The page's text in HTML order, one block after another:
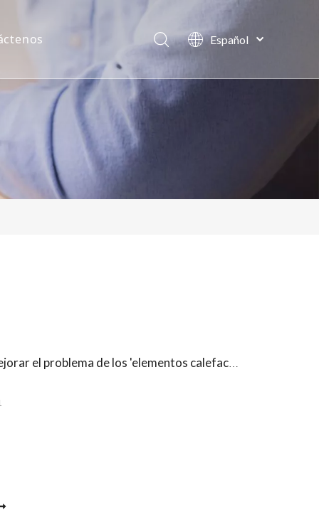
Español
Deutsch
¿Cómo mejorar el problema de los 'elementos calefactores que se dañan fácilmente y el mantenimiento frecuente' en los hornos de grafitización?